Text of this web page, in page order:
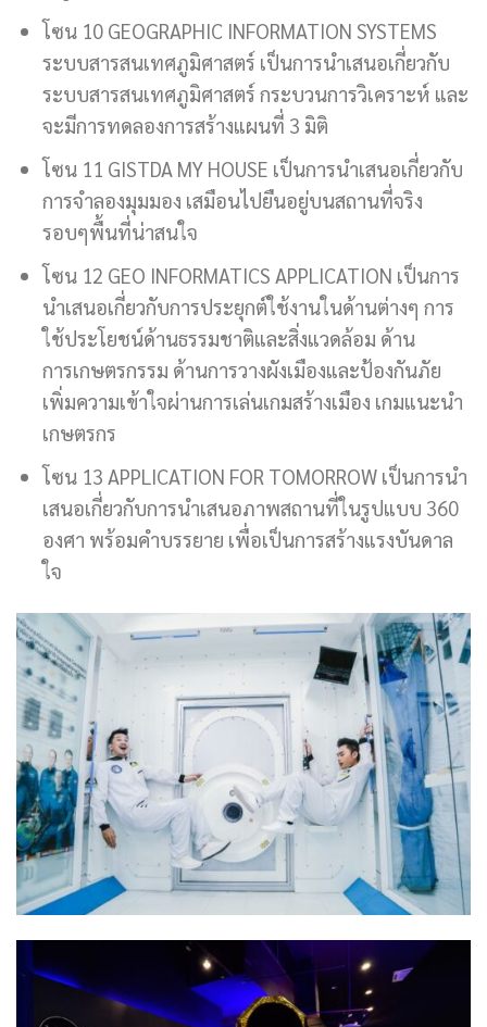
โซน 10 GEOGRAPHIC INFORMATION SYSTEMS
ระบบสารสนเทศภูมิศาสตร์ เป็นการนำเสนอเกี่ยวกับ
ระบบสารสนเทศภูมิศาสตร์ กระบวนการวิเคราะห์ และ
จะมีการทดลองการสร้างแผนที่ 3 มิติ
โซน 11 GISTDA MY HOUSE เป็นการนำเสนอเกี่ยวกับ
การจำลองมุมมอง เสมือนไปยืนอยู่บนสถานที่จริง
รอบๆพื้นที่น่าสนใจ
โซน 12 GEO INFORMATICS APPLICATION เป็นการ
นำเสนอเกี่ยวกับการประยุกต์ใช้งานในด้านต่างๆ การ
ใช้ประโยชน์ด้านธรรมชาติและสิ่งแวดล้อม ด้าน
การเกษตรกรรม ด้านการวางผังเมืองและป้องกันภัย
เพิ่มความเข้าใจผ่านการเล่นเกมสร้างเมือง เกมแนะนำ
เกษตรกร
โซน 13 APPLICATION FOR TOMORROW เป็นการนำ
เสนอเกี่ยวกับการนำเสนอภาพสถานที่ในรูปแบบ 360
องศา พร้อมคำบรรยาย เพื่อเป็นการสร้างแรงบันดาล
ใจ